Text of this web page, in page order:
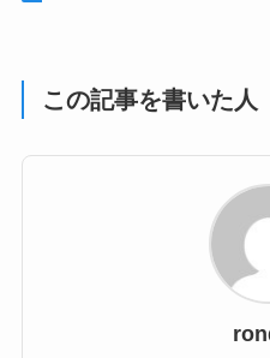
この記事を書いた人